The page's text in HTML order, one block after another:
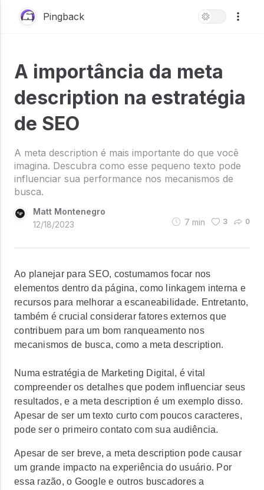
Pingback
A importância da meta
description na estratégia
de SEO
A meta description é mais importante do que você
imagina. Descubra como esse pequeno texto pode
influenciar sua performance nos mecanismos de
busca.
Matt Montenegro
12/18/2023
7 min 3 0
Ao planejar para SEO, costumamos focar nos
elementos dentro da página, como linkagem interna e
recursos para melhorar a escaneabilidade. Entretanto,
também é crucial considerar fatores externos que
contribuem para um bom ranqueamento nos
mecanismos de busca, como a meta description.
Numa estratégia de Marketing Digital, é vital
compreender os detalhes que podem influenciar seus
resultados, e a meta description é um exemplo disso.
Apesar de ser um texto curto com poucos caracteres,
pode ser o primeiro contato com sua audiência.
Apesar de ser breve, a meta description pode causar
um grande impacto na experiência do usuário. Por
essa razão, o Google e outros buscadores a